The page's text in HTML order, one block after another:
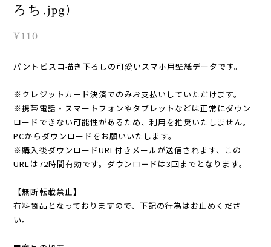
ろち.jpg)
¥110
パントビスコ描き下ろしの可愛いスマホ用壁紙データです。
※クレジットカード決済でのみお支払いしていただけます。
※携帯電話・スマートフォンやタブレットなどは正常にダウン
ロードできない可能性があるため、利用を推奨いたしません。
PCからダウンロードをお願いいたします。
※購入後ダウンロードURL付きメールが送信されます、この
URLは72時間有効です。ダウンロードは3回までとなります。
【無断転載禁止】
有料商品となっておりますので、下記の行為はお止めくださ
い。